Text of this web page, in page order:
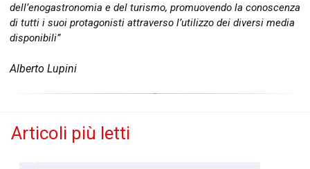
dell’enogastronomia e del turismo, promuovendo la conoscenza
di tutti i suoi protagonisti attraverso l’utilizzo dei diversi media
disponibili”
Alberto Lupini
Articoli più letti